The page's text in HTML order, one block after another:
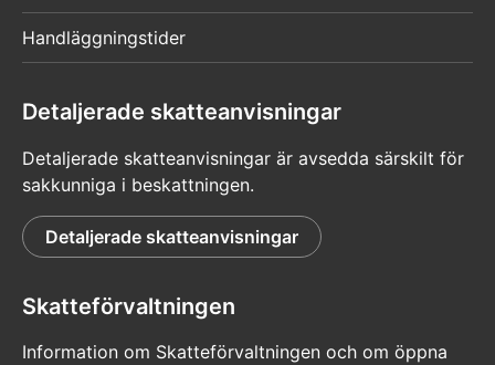
Handläggningstider
Detaljerade skatteanvisningar
Detaljerade skatteanvisningar är avsedda särskilt för
sakkunniga i beskattningen.
Detaljerade skatteanvisningar
Skatteförvaltningen
Information om Skatteförvaltningen och om öppna